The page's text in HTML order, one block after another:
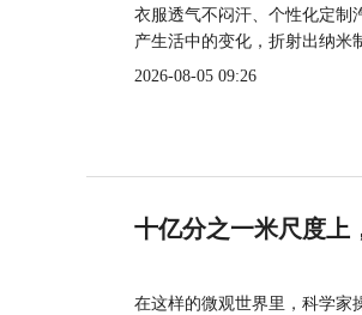
衣服透气不闷汗、个性化定
产生活中的变化，折射出纳米
2026-08-05 09:26
十亿分之一米尺度上
在这样的微观世界里，科学家